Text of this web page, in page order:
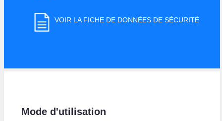
VOIR LA FICHE DE DONNÉES DE SÉCURITÉ
Mode d'utilisation